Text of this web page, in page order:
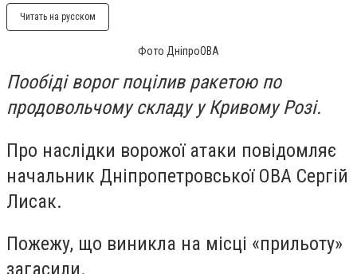
Читать на русском
Фото ДніпроОВА
Пообіді ворог поцілив ракетою по
продовольчому складу у Кривому Розі.
Про наслідки ворожої атаки повідомляє
начальник Дніпропетровської ОВА Сергій
Лисак.
Пожежу, що виникла на місці «прильоту»
загасили.